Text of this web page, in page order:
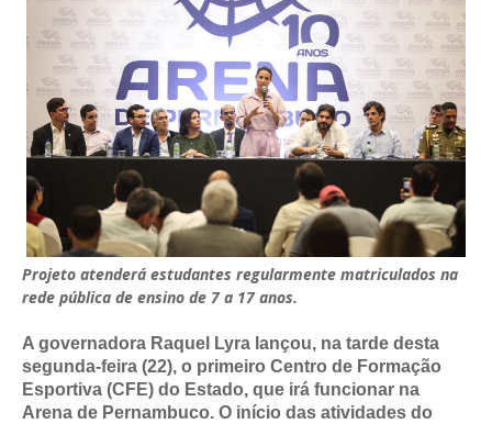
Projeto atenderá estudantes regularmente matriculados na
rede pública de ensino de 7 a 17 anos.
A governadora Raquel Lyra lançou, na tarde desta
segunda-feira (22), o primeiro Centro de Formação
Esportiva (CFE) do Estado, que irá funcionar na
Arena de Pernambuco. O início das atividades do